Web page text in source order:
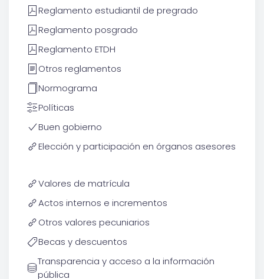
Reglamento estudiantil de pregrado
Reglamento posgrado
Reglamento ETDH
Otros reglamentos
Normograma
Políticas
Buen gobierno
Elección y participación en órganos asesores
Valores de matrícula
Actos internos e incrementos
Otros valores pecuniarios
Becas y descuentos
Transparencia y acceso a la información
pública